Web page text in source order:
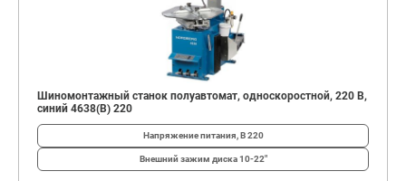
Шиномонтажный станок полуавтомат, односкоростной, 220 В,
синий 4638(B) 220
Напряжение питания, В220
Внешний зажим диска10-22"